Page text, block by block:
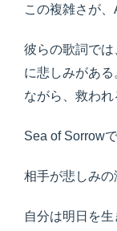
この複雑さが、
彼らの歌詞で
に悲しみがあ
ながら、救われ
Sea of Sorrow
相手が悲しみの
自分は明日を生